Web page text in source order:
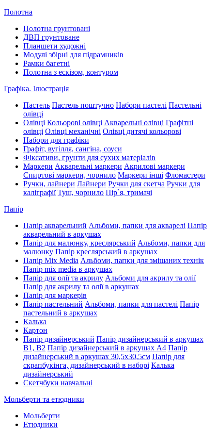
Полотна
Полотна грунтовані
ДВП грунтоване
Планшети художні
Модулі збірні для підрамників
Рамки багетні
Полотна з ескізом, контуром
Графіка. Ілюстрація
Пастель Пастель поштучно Набори пастелі Пастельні
олівці
Олівці Кольорові олівці Акварельні олівці Графітні
олівці Олівці механічні Олівці дитячі кольорові
Набори для графіки
Графіт, вугілля, сангіна, соуси
Фіксативи, грунти для сухих матеріалів
Маркери Акварельні маркери Акрилові маркери
Спиртові маркери, чорнило Маркери інші Фломастери
Ручки, лайнери Лайнери Ручки для скетча Ручки для
каліграфії Туш, чорнило Пір`я, тримачі
Папір
Папір акварельний Альбоми, папки для акварелі Папір
акварельний в аркушах
Папір для малюнку, креслярський Альбоми, папки для
малюнку Папір креслярський в аркушах
Папір Mix Media Альбоми, папки для змішаних технік
Папір mix media в аркушах
Папір для олії та акрилу Альбоми для акрилу та олії
Папір для акрилу та олії в аркушах
Папір для маркерів
Папір пастельний Альбоми, папки для пастелі Папір
пастельний в аркушах
Калька
Картон
Папір дизайнерський Папір дизайнерський в аркушах
В1, В2 Папір дизайнерський в аркушах А4 Папір
дизайнерський в аркушах 30,5х30,5см Папір для
скрапбукінга, дизайнерський в наборі Калька
дизайнерський
Скетчбуки навчальні
Мольберти та етюдники
Мольберти
Етюдники